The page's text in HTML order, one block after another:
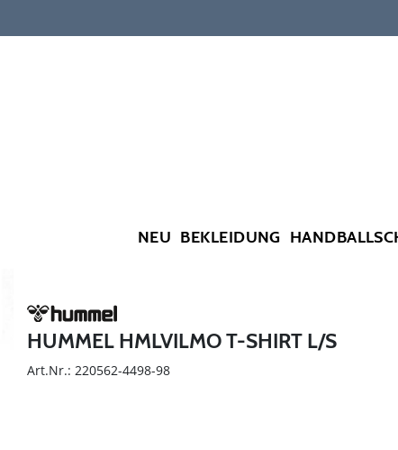
NEU BEKLEIDUNG
HUMMEL HMLVILMO T-SHIRT L/S
Art.Nr.: 220562-4498-98